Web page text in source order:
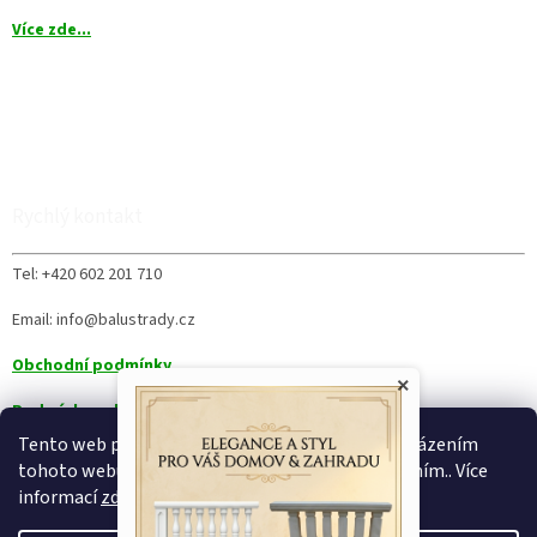
Tento web používá soubory cookie. Dalším procházením
tohoto webu vyjadřujete souhlas s jejich používáním.. Více
informacízde
Více zde...
Tel: +420 602 201 710
Email: info@balustrady.cz
Obchodní podmínky
Podmínky ochrany osobních údajů
×